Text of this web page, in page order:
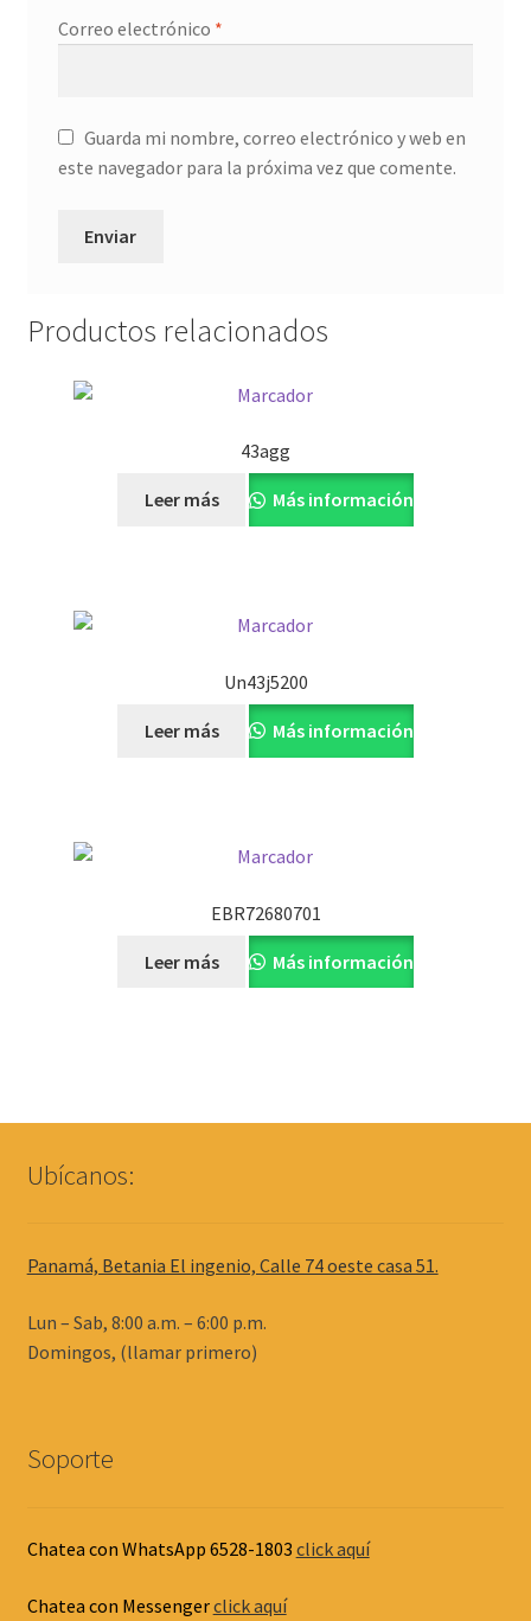
Correo electrónico *
Guarda mi nombre, correo electrónico y web en
este navegador para la próxima vez que comente.
Productos relacionados
43agg
Leer más Más información
Un43j5200
Leer más Más información
EBR72680701
Leer más Más información
Ubícanos:
Panamá, Betania El ingenio, Calle 74 oeste casa 51.
Lun – Sab, 8:00 a.m. – 6:00 p.m.
Domingos, (llamar primero)
Soporte
Chatea con WhatsApp 6528-1803 click aquí
Chatea con Messengerclick aquí